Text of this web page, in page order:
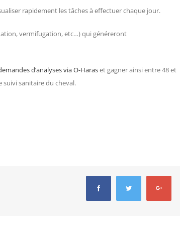
rapidement les tâches à effectuer chaque jour.
vermifugation, etc…) qui généreront
d’analyses via O-Haraset gagner ainsi entre 48 et
sanitaire du cheval.
Twitter Google+